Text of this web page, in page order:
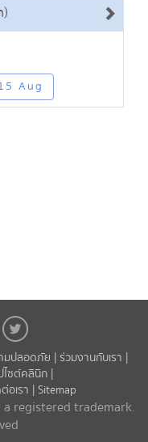
Aug
มปลอดภัย |ร่วมงานกับเรา |
ไซต์คลินิก |
อเรา |Sitemap
a registered trademark.